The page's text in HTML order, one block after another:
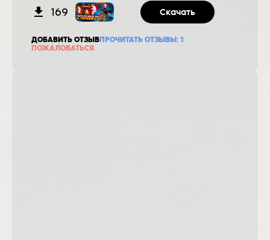
169 Скачать
ДОБАВИТЬ ОТЗЫВПРОЧИТАТЬ ОТЗЫВЫ: 1
ПОЖАЛОВАТЬСЯ